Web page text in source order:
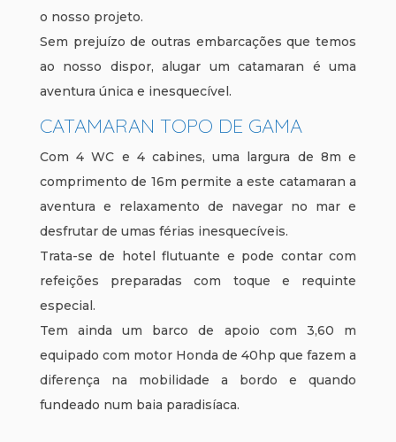
o nosso projeto.
Sem prejuízo de outras embarcações que temos
ao nosso dispor, alugar um catamaran é uma
aventura única e inesquecível.
CATAMARAN TOPO DE GAMA
Com 4 WC e 4 cabines, uma largura de 8m e
comprimento de 16m permite a este catamaran a
aventura e relaxamento de navegar no mar e
desfrutar de umas férias inesquecíveis.
Trata-se de hotel flutuante e pode contar com
refeições preparadas com toque e requinte
especial.
Tem ainda um barco de apoio com 3,60 m
equipado com motor Honda de 40hp que fazem a
diferença na mobilidade a bordo e quando
fundeado num baia paradisíaca.